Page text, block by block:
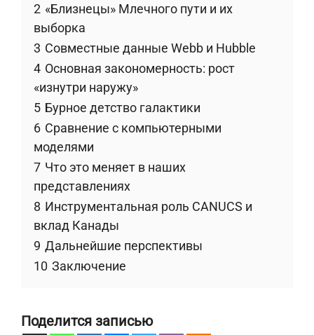
2 «Близнецы» Млечного пути и их
выборка
3 Совместные данные Webb и Hubble
4 Основная закономерность: рост
«изнутри наружу»
5 Бурное детство галактики
6 Сравнение с компьютерными
моделями
7 Что это меняет в наших
представлениях
8 Инструментальная роль CANUCS и
вклад Канады
9 Дальнейшие перспективы
10 Заключение
Поделится записью